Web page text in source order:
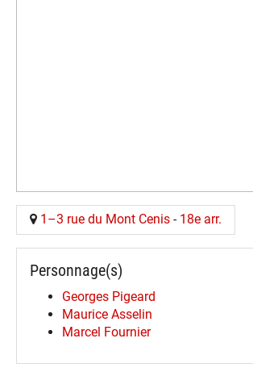
1–3 rue du Mont Cenis - 18e arr.
Personnage(s)
Georges Pigeard
Maurice Asselin
Marcel Fournier